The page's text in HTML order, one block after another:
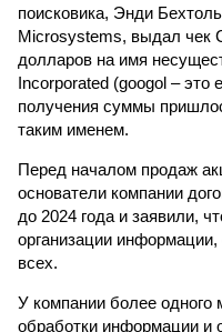
поисковика, Энди
Microsystems, выдал чек
долларов на имя
Incorporated (googol – это
получения суммы
таким именем.
Перед началом продаж
основатели компании
до 2024 года и заявили,
организации
всех.
У компании более одного
обработки информации и